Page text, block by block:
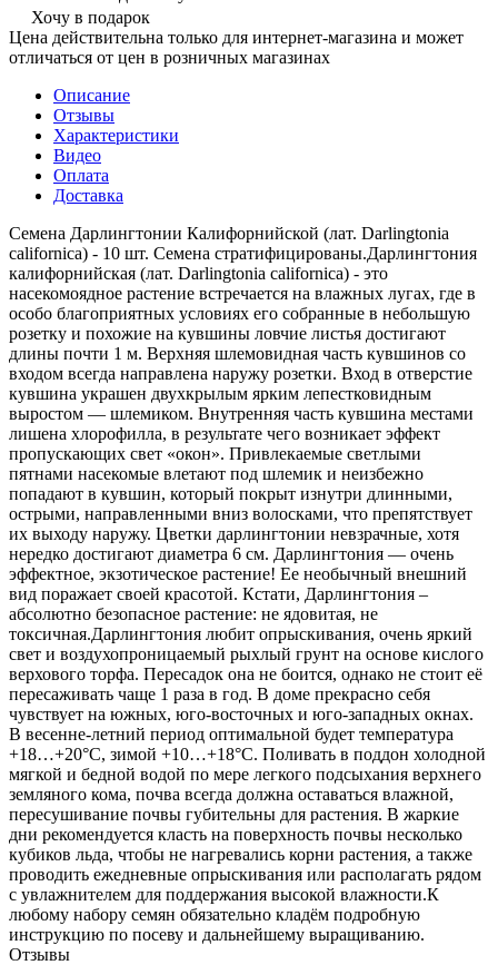
Хочу в подарок
Цена действительна только для интернет-магазина и может
отличаться от цен в розничных магазинах
Описание
Отзывы
Характеристики
Видео
Оплата
Доставка
Семена Дарлингтонии Калифорнийской (лат. Darlingtonia
californica) - 10 шт. Семена стратифицированы.Дарлингтония
калифорнийская (лат. Darlingtonia californica) - это
насекомоядное растение встречается на влажных лугах, где в
особо благоприятных условиях его собранные в небольшую
розетку и похожие на кувшины ловчие листья достигают
длины почти 1 м. Верхняя шлемовидная часть кувшинов со
входом всегда направлена наружу розетки. Вход в отверстие
кувшина украшен двухкрылым ярким лепестковидным
выростом — шлемиком. Внутренняя часть кувшина местами
лишена хлорофилла, в результате чего возникает эффект
пропускающих свет «окон». Привлекаемые светлыми
пятнами насекомые влетают под шлемик и неизбежно
попадают в кувшин, который покрыт изнутри длинными,
острыми, направленными вниз волосками, что препятствует
их выходу наружу. Цветки дарлингтонии невзрачные, хотя
нередко достигают диаметра 6 см. Дарлингтония — очень
эффектное, экзотическое растение! Ее необычный внешний
вид поражает своей красотой. Кстати, Дарлингтония –
абсолютно безопасное растение: не ядовитая, не
токсичная.Дарлингтония любит опрыскивания, очень яркий
свет и воздухопроницаемый рыхлый грунт на основе кислого
верхового торфа. Пересадок она не боится, однако не стоит её
пересаживать чаще 1 раза в год. В доме прекрасно себя
чувствует на южных, юго-восточных и юго-западных окнах.
В весенне-летний период оптимальной будет температура
+18…+20°C, зимой +10…+18°C. Поливать в поддон холодной
мягкой и бедной водой по мере легкого подсыхания верхнего
земляного кома, почва всегда должна оставаться влажной,
пересушивание почвы губительны для растения. В жаркие
дни рекомендуется класть на поверхность почвы несколько
кубиков льда, чтобы не нагревались корни растения, а также
проводить ежедневные опрыскивания или располагать рядом
с увлажнителем для поддержания высокой влажности.К
любому набору семян обязательно кладём подробную
инструкцию по посеву и дальнейшему выращиванию.
Отзывы